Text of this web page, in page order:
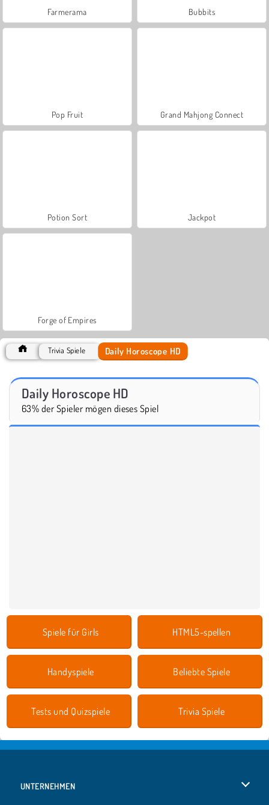
Farmerama Bubbits
Pop Fruit Grand Mahjong Connect
Potion Sort Jackpot
Forge of Empires
Trivia Spiele Daily Horoscope HD
Daily Horoscope HD
63% der Spieler mögen dieses Spiel
Spiele für Girls HTML5-spellen
Handyspiele Beliebte Spiele
Tests und Quizspiele Trivia Spiele
UNTERNEHMEN